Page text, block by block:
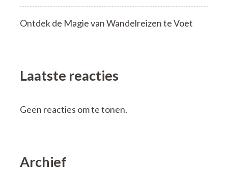
Ontdek de Magie van Wandelreizen te Voet
Laatste reacties
Geen reacties om te tonen.
Archief